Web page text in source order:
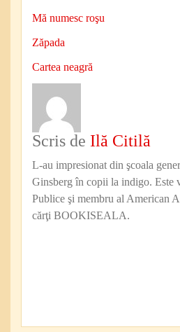
Mă numesc roşu
Zăpada
Cartea neagră
Scris de Ilă Citilă
L-au impresionat din şcoala
Ginsberg în copii la indigo. Este
Publice şi membru al American
cărţi BOOKISEALA.